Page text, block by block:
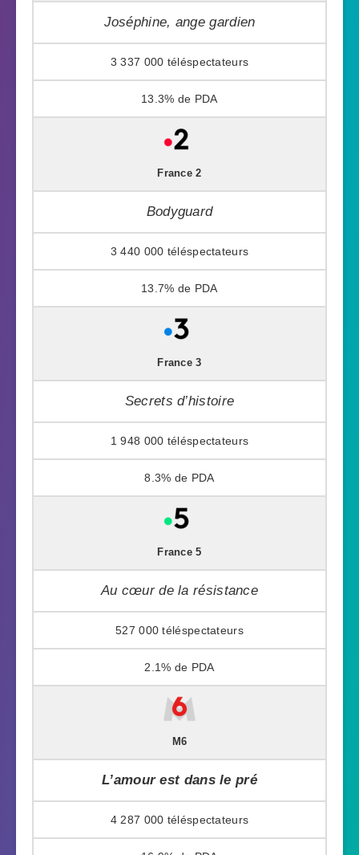
Joséphine, ange gardien
3 337 000
13.3%
France 2
Bodyguard
3 440 000
13.7%
France 3
Secrets d’histoire
1 948 000
8.3%
France 5
Au cœur de la résistance
527 000
2.1%
M6
L’amour est dans le pré
4 287 000